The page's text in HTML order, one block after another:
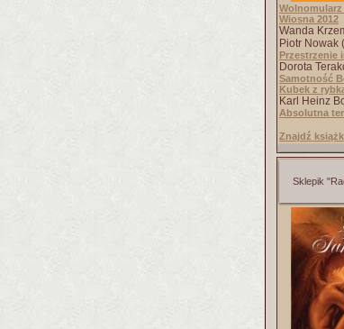
Wolnomularz
Wiosna 2012
Wanda
Piotr Nowak
Przestrzenie
Dorota
Samotność
Kubek z
Karl Heinz
Absolutna
Znajdź
Sklepik